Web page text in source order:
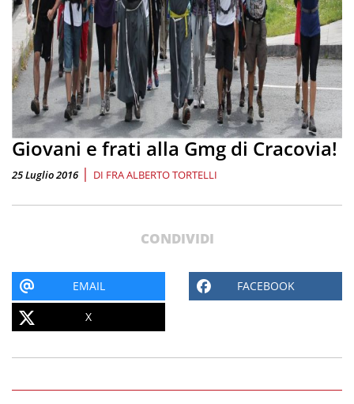
Giovani e frati alla Gmg di Cracovia!
25 Luglio 2016 | DI FRA ALBERTO TORTELLI
CONDIVIDI
EMAIL FACEBOOK
X